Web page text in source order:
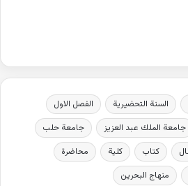
السنة التحضيرية
الفصل الاول
جامعة الملك عبد العزيز
جامعة حلب
كتاب كلية
محاضرة
منهاج البحرين